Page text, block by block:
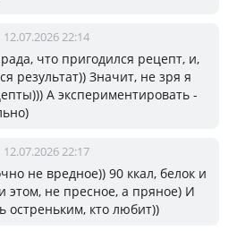
12.07.2026 22:14
что пригодился рецепт, и,
результат)) Значит, не зря я
А экспериментировать -
12.07.2026 22:17
не вредное)) 90 ккал, белок и
этом, не пресное, а пряное) И
остреньким, кто любит))